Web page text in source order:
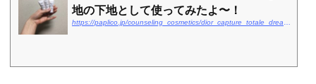
地の下地として使ってみたよ〜！